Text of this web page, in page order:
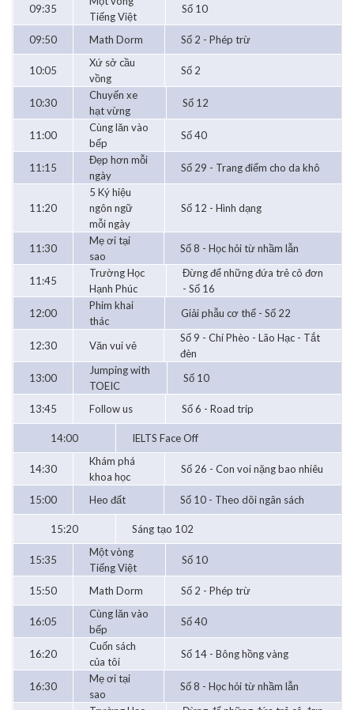
09:35
Tiếng Việt
Số 10
09:50 Math Dorm Số 2 - Phép trừ
10:05
Xứ sở cầu
vồng
Số 2
10:30
Chuyến xe
hạt vừng
Số 12
11:00
Cùng lăn vào
bếp
Số 40
11:15
Đẹp hơn mỗi
ngày
Số 29 - Trang điểm cho da khô
11:20
5 Ký hiệu
ngôn ngữ
mỗi ngày
Số 12 - Hình dạng
11:30
Mẹ ơi tại
sao
Số 8 - Học hỏi từ nhầm lẫn
11:45
Trường Học
Hạnh Phúc
Đừng để những đứa trẻ cô đơn
- Số 16
12:00
Phim khai
thác
Giải phẫu cơ thể - Số 22
12:30 Văn vui vẻ
Số 9 - Chí Phèo - Lão Hạc - Tắt
đèn
13:00
Jumping with
TOEIC
Số 10
13:45 Follow us Số 6 - Road trip
14:00 IELTS Face Off
14:30
Khám phá
khoa học
Số 26 - Con voi nặng bao nhiêu
15:00 Heo đất Số 10 - Theo dõi ngân sách
15:20 Sáng tạo 102
15:35
Một vòng
Tiếng Việt
Số 10
15:50 Math Dorm Số 2 - Phép trừ
16:05
Cùng lăn vào
bếp
Số 40
16:20
Cuốn sách
của tôi
Số 14 - Bông hồng vàng
16:30
Mẹ ơi tại
sao
Số 8 - Học hỏi từ nhầm lẫn